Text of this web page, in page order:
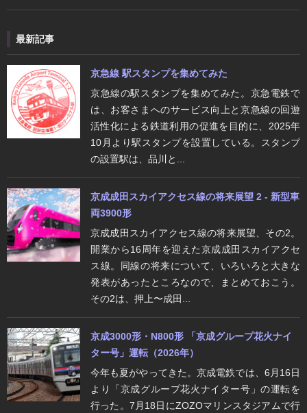
最新記事
京急線 駅スタンプを集めてみた
京急線の駅スタンプを集めてみた。京急電鉄で
は、お客さまへのサービス向上と京急線の回遊
活性化による鉄道利用の促進を目的に、2025年
10月より駅スタンプを設置している。スタンプ
の設置駅は、品川と...
京成成田スカイアクセス線の将来展望 2 - 新型車
両3900形
京成成田スカイアクセス線の将来展望、その2。
開業から16周年を迎えた京成成田スカイアクセ
ス線。同線の将来について、いろいろと大きな
発表があったところなので、まとめておこう。
その2は、押上〜成田...
京成3000形・N800形 「京成グループ花火ナイ
ター号」運転（2026年）
今年も夏がやってきた。京成電鉄では、6月16日
より「京成グループ花火ナイター号」の運転を
行った。7月18日にZOZOマリンスタジアムで行